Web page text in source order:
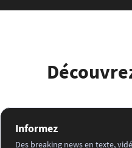
Informez
Des breaking news en texte,